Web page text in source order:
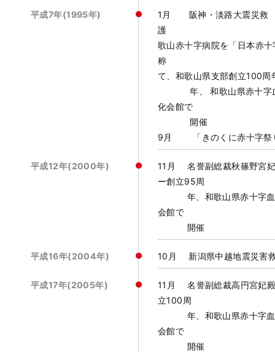
平成7年(1995年)
1月 阪神・淡路大震災救
護
歌山赤十字病院を「日本赤
称 7月 名誉
て、和歌山県支部創立100
年、 和歌山県赤十字血
化会館で
9月 「きのくに赤十字祭
平成12年(2000年)
11月 名誉副総裁秋篠野宮
ー創立95周
年、和歌山県赤十字血液
会館で
開催
平成16年(2004年) 10月 新潟県中越地震災害
平成17年(2005年)
11月 名誉副総裁高円宮妃殿
立100周
年、和歌山県赤十字血液
会館で
開催